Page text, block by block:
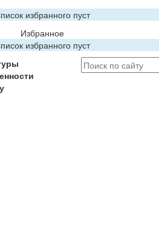
избранного пуст
Избранное
избранного пуст